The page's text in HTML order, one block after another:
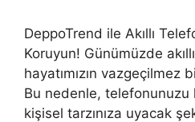
DeppoTrend ile Akıllı
Koruyun! Günümüzde
hayatımızın vazgeçilmez
Bu nedenle, telefonunuzu
kişisel tarzınıza uyacak